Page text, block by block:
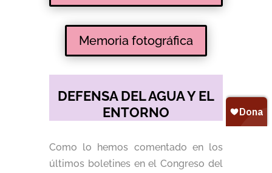
Memoria fotográfica
DEFENSA DEL AGUA Y EL
ENTORNO
Como lo hemos comentado en los
últimos boletines en el Congreso del